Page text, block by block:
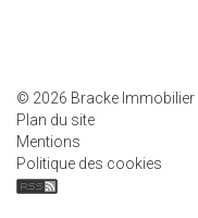
© 2026 Bracke Immobilier
Plan du site
Mentions
Politique des cookies